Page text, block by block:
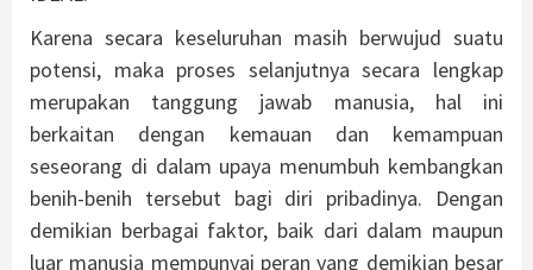
Karena secara keseluruhan masih berwujud suatu
potensi, maka proses selanjutnya secara lengkap
merupakan tanggung jawab manusia, hal ini
berkaitan dengan kemauan dan kemampuan
seseorang di dalam upaya menumbuh kembangkan
benih-benih tersebut bagi diri pribadinya. Dengan
demikian berbagai faktor, baik dari dalam maupun
luar manusia mempunyai peran yang demikian besar